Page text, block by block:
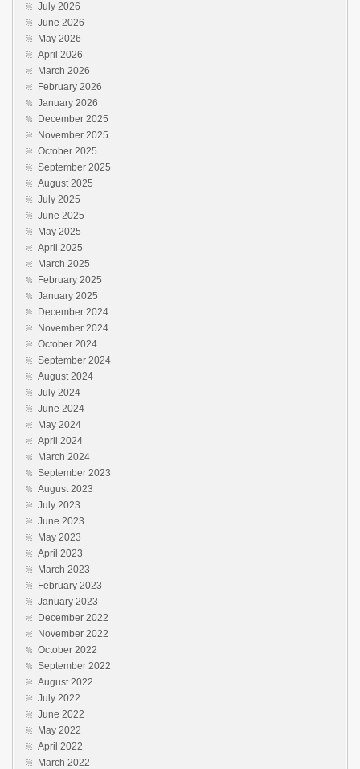
July 2026
June 2026
May 2026
April 2026
March 2026
February 2026
January 2026
December 2025
November 2025
October 2025
September 2025
August 2025
July 2025
June 2025
May 2025
April 2025
March 2025
February 2025
January 2025
December 2024
November 2024
October 2024
September 2024
August 2024
July 2024
June 2024
May 2024
April 2024
March 2024
September 2023
August 2023
July 2023
June 2023
May 2023
April 2023
March 2023
February 2023
January 2023
December 2022
November 2022
October 2022
September 2022
August 2022
July 2022
June 2022
May 2022
April 2022
March 2022